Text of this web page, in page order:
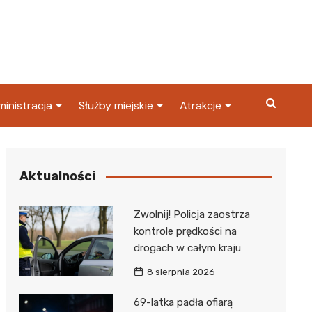
Skarbowy
Służby miejskie
Policja
Atrakcje
Aktualności
Zwolnij! Policja zaostrza
kontrole prędkości na
drogach w całym kraju
8 sierpnia 2026
69-latka padła ofiarą